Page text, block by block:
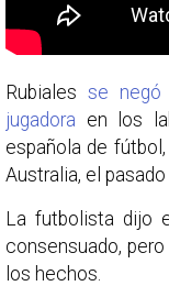
Rubiales se negó
jugadora en los
española de
Australia, el
La futbolista dijo
consensuado,
los hechos.